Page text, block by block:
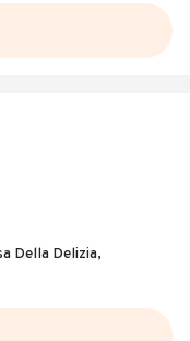
Della Delizia,